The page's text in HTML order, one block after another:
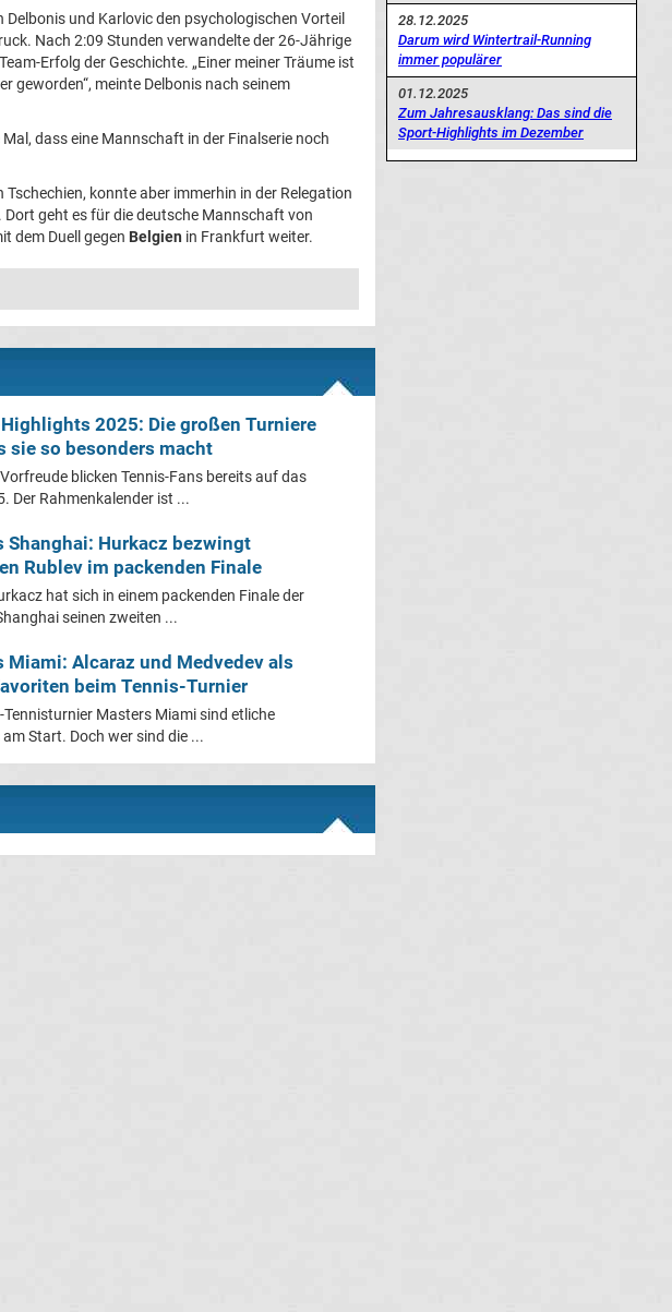
und Karlovic den psychologischen Vorteil
Nach 2:09 Stunden verwandelte der 26-Jährige
Erfolg der Geschichte. „Einer meiner Träume ist
geworden“, meinte Delbonis nach seinem
dass eine Mannschaft in der Finalserie noch
konnte aber immerhin in der Relegation
geht es für die deutsche Mannschaft von
dem Duell gegen Belgien in Frankfurt weiter.
2025: Die großen Turniere
sie so besonders macht
blicken Tennis-Fans bereits auf das
Der Rahmenkalender ist ...
Shanghai: Hurkacz bezwingt
Rublev im packenden Finale
hat sich in einem packenden Finale der
seinen zweiten ...
Miami: Alcaraz und Medvedev als
beim Tennis-Turnier
Tennisturnier Masters Miami sind etliche
Start. Doch wer sind die ...
28.12.2025
Darum wird Wintertrail-Running
immer populärer
01.12.2025
Zum Jahresausklang: Das sind die
Sport-Highlights im Dezember